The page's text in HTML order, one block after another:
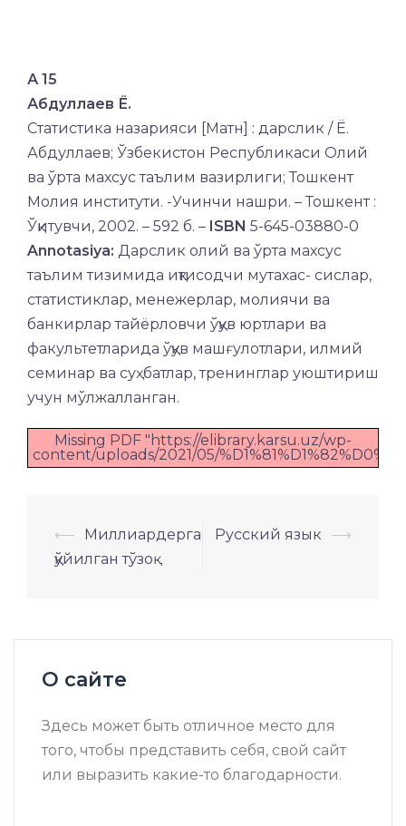
А 15
Абдуллаев Ё.
Статистика назарияси [Матн] : дарслик / Ё.
Абдуллаев; Ўзбекистон Республикаси Олий
ва ўрта махсус таълим вазирлиги; Тошкент
Молия институти. -Учинчи нашри. – Тошкент :
Ўқитувчи, 2002. – 592 б. – ISBN 5-645-03880-0
Annotasiya: Дарслик олий ва ўрта махсус
таълим тизимида иқтисодчи мутахас- сислар,
статистиклар, менежерлар, молиячи ва
банкирлар тайёрловчи ўқув юртлари ва
факультетларида ўқув машғулотлари, илмий
семинар ва суҳбатлар, тренинглар уюштириш
учун мўлжалланган.
Missing PDF "https://elibrary.karsu.uz/wp-
content/uploads/2021/05/
Навигация
по
⟵
Миллиардерга
қўйилган тўзоқ
Русский язык ⟶
О сайте
Здесь может быть отличное место для
того, чтобы представить себя, свой сайт
или выразить какие-то благодарности.